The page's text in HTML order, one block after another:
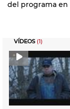
del programa en
VÍDEOS (1)